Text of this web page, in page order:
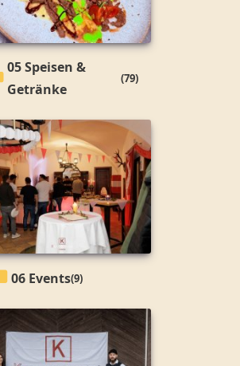
05 Speisen &
Getränke
(79)
06 Events(9)